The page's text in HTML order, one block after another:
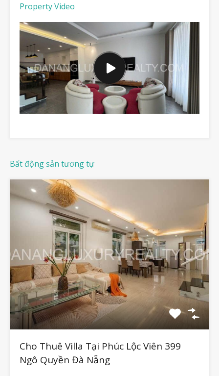
Property Video
Bất động sản tương tự
Cho Thuê Villa Tại Phúc Lộc Viên 399
Ngô Quyền Đà Nẵng